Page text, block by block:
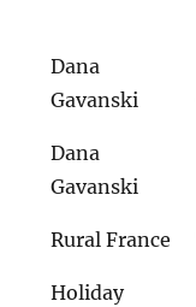
Dana
Gavanski
Dana
Gavanski
Rural France
Holiday